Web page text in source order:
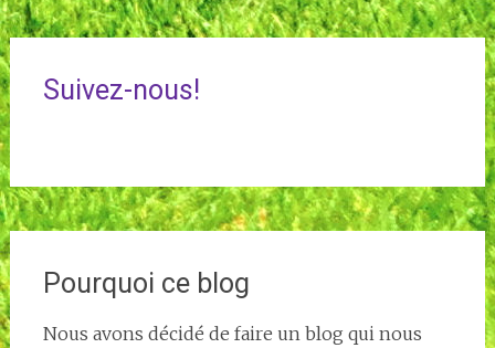
Suivez-nous!
Pourquoi ce blog
Nous avons décidé de faire un blog qui nous